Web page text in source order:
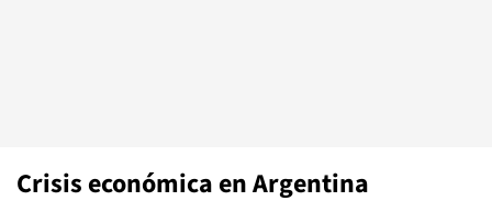
Crisis económica en Argentina